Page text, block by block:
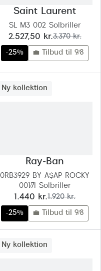
Saint Laurent
SL M3 002 Solbriller
nu:
2.527,50 kr.før:
3.370 kr.
-25% 💼 Tilbud til 9/8
Ny kollektion
Ray-Ban
0RB3929 BY A$AP ROCKY
001/7I Solbriller
nu:
1.440 kr.før:
1.920 kr.
-25% 💼 Tilbud til 9/8
Ny kollektion